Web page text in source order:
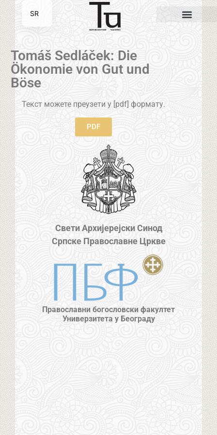
Tomáš Sedláček: Die
Ökonomie von Gut und
Böse
Текст можете преузети у [pdf] формату.
PDF
Свети Архијерејски Синод
Српске Православне Цркве
Православни богословски факултет
Универзитета у Београду
SR
EN